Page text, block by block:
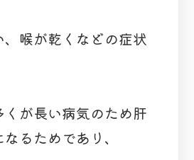
、喉が乾くなどの症状
くが長い病気のため肝
るためであり、